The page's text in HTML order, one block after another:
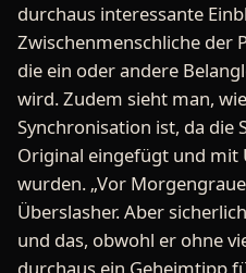
durchaus interessante
Zwischenmenschliche der
die ein oder andere
wird. Zudem sieht man,
Synchronisation ist, da die
Original eingefügt und mit
wurden. „Vor
Überslasher. Aber
und das, obwohl er ohne